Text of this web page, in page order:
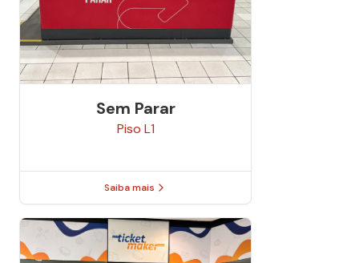
Sem Parar
Piso L1
Saiba mais